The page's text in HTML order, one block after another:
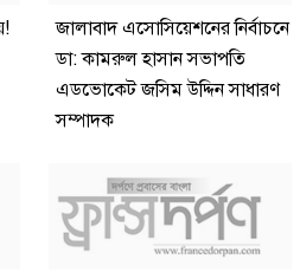
জালাবাদ এসোসিয়েশনের নির্বাচনে
ডা: কামরুল হাসান সভাপতি
এডভোকেট জসিম উদ্দিন সাধারণ
সম্পাদক